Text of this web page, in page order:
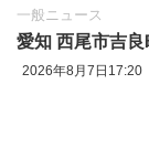
一般ニュース
愛知 西尾市吉
2026年8月7日17:20